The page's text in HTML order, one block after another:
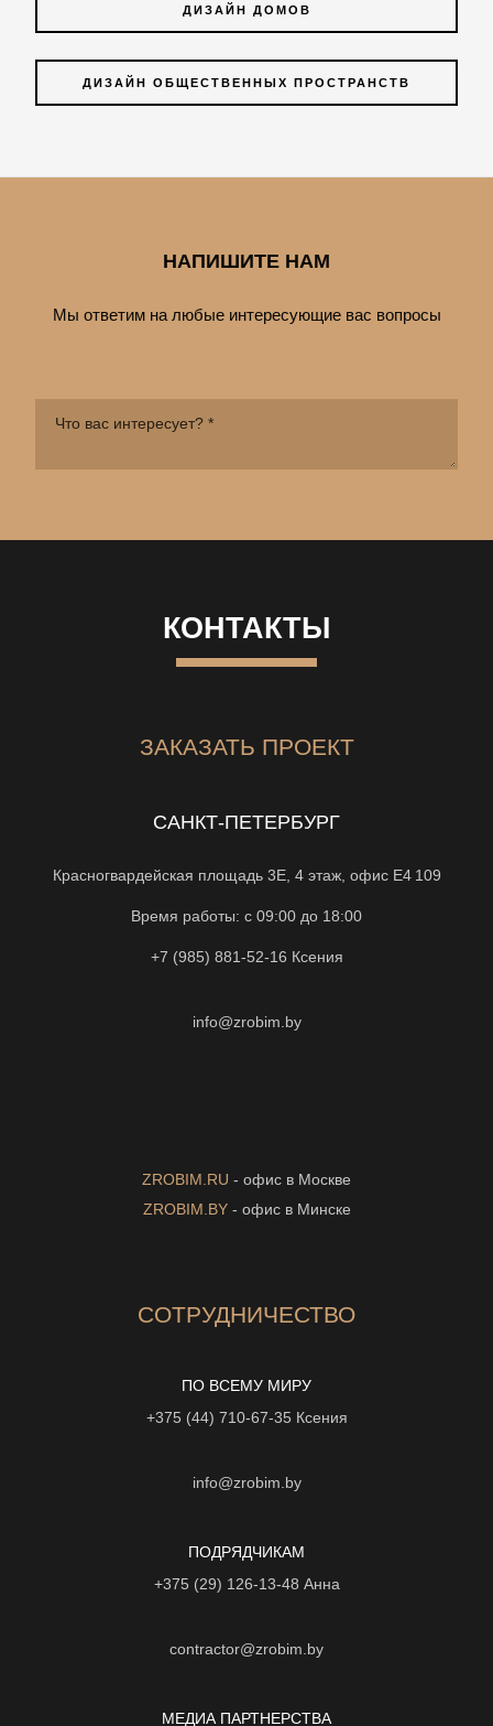
ДИЗАЙН ДОМОВ
ДИЗАЙН ОБЩЕСТВЕННЫХ ПРОСТРАНСТВ
НАПИШИТЕ НАМ
Мы ответим на любые интересующие вас вопросы
КОНТАКТЫ
ЗАКАЗАТЬ ПРОЕКТ
САНКТ-ПЕТЕРБУРГ
Красногвардейская площадь 3Е, 4 этаж, офис Е4 109
Время работы: с 09:00 до 18:00
+7 (985) 881-52-16 Ксения
info@zrobim.by
ZROBIM.RU - офис в Москве
ZROBIM.BY- офис в Минске
СОТРУДНИЧЕСТВО
ПО ВСЕМУ МИРУ
+375 (44) 710-67-35 Ксения
info@zrobim.by
ПОДРЯДЧИКАМ
+375 (29) 126-13-48 Анна
contractor@zrobim.by
МЕДИА ПАРТНЕРСТВА